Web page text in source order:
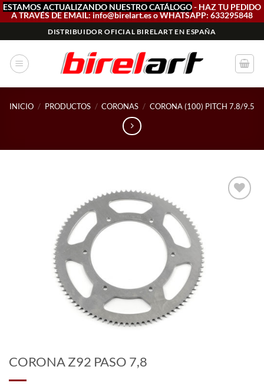
ESTAMOS ACTUALIZANDO NUESTRO CATÁLOGO- HAZ TU PEDIDO
A TRAVÉS DE EMAIL: info@birelart.es o WHATSAPP: 633295848
al
contenido
DISTRIBUIDOR OFICIAL BIRELART EN ESPAÑA
INICIO / PRODUCTOS / CORONAS / CORONA (100) PITCH 7.8/9.5
CORONA Z92 PASO 7,8